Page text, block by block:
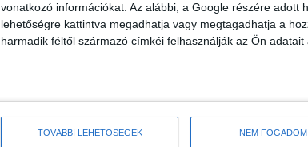
vonatkozó információkat. Az alábbi, a Google részére adott
lehetőségre kattintva megadhatja vagy megtagadhatja a
harmadik féltől származó címkéi felhasználják az Ön adatait
TOVÁBBI LEHETŐSÉGEK NEM FOGADOM